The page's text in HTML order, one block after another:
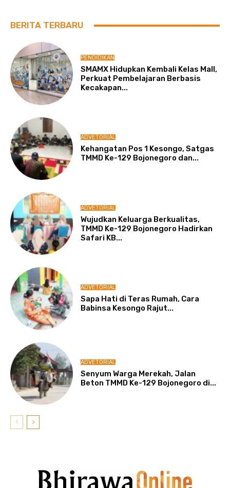
BERITA TERBARU
PENDIDIKAN
SMAMX Hidupkan Kembali Kelas Mall,
Perkuat Pembelajaran Berbasis
Kecakapan...
ADVETORIAL
Kehangatan Pos 1 Kesongo, Satgas
TMMD Ke-129 Bojonegoro dan...
ADVETORIAL
Wujudkan Keluarga Berkualitas,
TMMD Ke-129 Bojonegoro Hadirkan
Safari KB...
ADVETORIAL
Sapa Hati di Teras Rumah, Cara
Babinsa Kesongo Rajut...
ADVETORIAL
Senyum Warga Merekah, Jalan
Beton TMMD Ke-129 Bojonegoro di...